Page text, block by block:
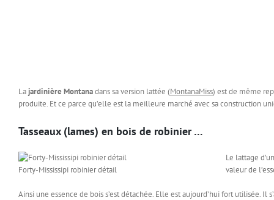
La jardinière Montanadans sa version lattée (MontanaMiss) est de même
produite. Et ce parce qu’elle est la meilleure marché avec sa construction
Tasseaux (lames) en bois de robinier …
Forty-Mississipi robinier détail
Le lattage
valeur de
Ainsi une essence de bois s’est détachée. Elle est aujourd’hui fort utilisée. Il